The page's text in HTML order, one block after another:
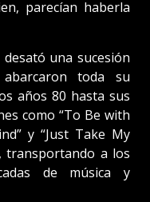
parecían haberla
una sucesión
toda su
años 80 hasta sus
como “To Be with
y “Just Take My
transportando a los
de música y